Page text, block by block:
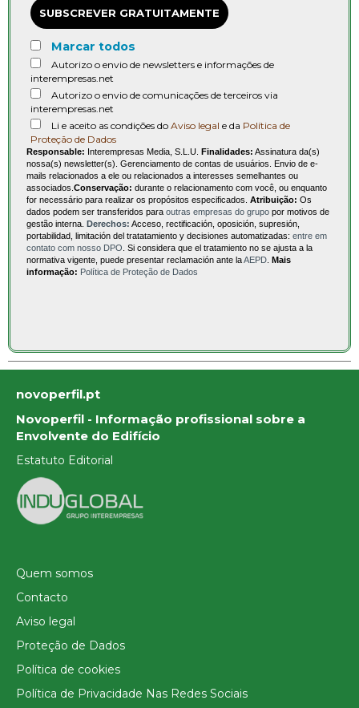
SUBSCREVER GRATUITAMENTE
Marcar todos
Autorizo o envio de newsletters e informações de
interempresas.net
Autorizo o envio de comunicações de terceiros via
interempresas.net
Li e aceito as condições do Aviso legal e da Política de
Proteção de Dados
Responsable: Interempresas Media, S.L.U. Finalidades: Assinatura da(s)
nossa(s) newsletter(s). Gerenciamento de contas de usuários. Envio de e-
mails relacionados a ele ou relacionados a interesses semelhantes ou
associados. Conservação: durante o relacionamento com você, ou enquanto
for necessário para realizar os propósitos especificados. Atribuição: Os
dados podem ser transferidos para outras empresas do grupo por motivos de
gestão interna. Derechos: Acceso, rectificación, oposición, supresión,
portabilidad, limitación del tratatamiento y decisiones automatizadas: entre em
contato com nosso DPO . Si considera que el tratamiento no se ajusta a la
normativa vigente, puede presentar reclamación ante laAEPD Mais
informação: Política de Proteção de Dados
novoperfil.pt
Novoperfil - Informação profissional sobre a
Envolvente do Edifício
Estatuto Editorial
Quem somos
Contacto
Aviso legal
Proteção de Dados
Política de cookies
Política de Privacidade Nas Redes Sociais